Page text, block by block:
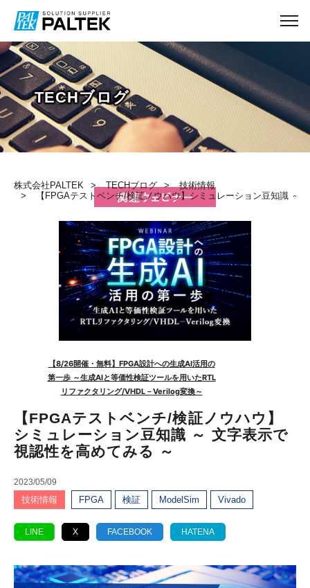
株式会社PALTEK TECHブログ
技術情報
【FPGAテストベンチ/検証ノウハウ】シミュレーション豆知識 ～
TECHブログ
【FPGAテストベンチ/検証ノウハウ】
シミュレーション豆知識 ～ 文字表示で
視認性を高めてみる ～
2023/05/09
技術情報 FPGA 検証 ModelSim Vivado
LINE X FACEBOOK HATENA